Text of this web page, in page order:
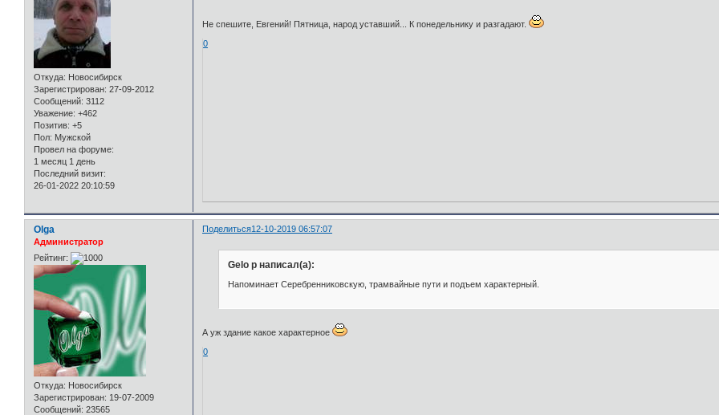
Откуда: Новосибирск
Зарегистрирован: 27-09-2012
Сообщений: 3112
Уважение: +462
Позитив: +5
Пол: Мужской
Провел на форуме:
1 месяц 1 день
Последний визит:
26-01-2022 20:10:59
Не спешите, Евгений! Пятница, народ уставший... К понедельнику и разгадают.
0
Поделиться12-10-2019 06:57:07
Olga
Администратор
Рейтинг:
Откуда: Новосибирск
Зарегистрирован: 19-07-2009
Сообщений: 23565
Gelo p написал(а):
Напоминает Серебренниковскую, трамвайные пути и подъем характерный.
А уж здание какое характерное
0